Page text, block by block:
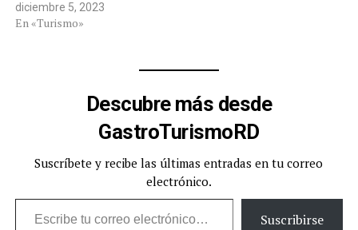
diciembre 5, 2023
En «Turismo»
Descubre más desde
GastroTurismoRD
Suscríbete y recibe las últimas entradas en tu correo
electrónico.
Escribe tu correo electrónico…
Suscribirse